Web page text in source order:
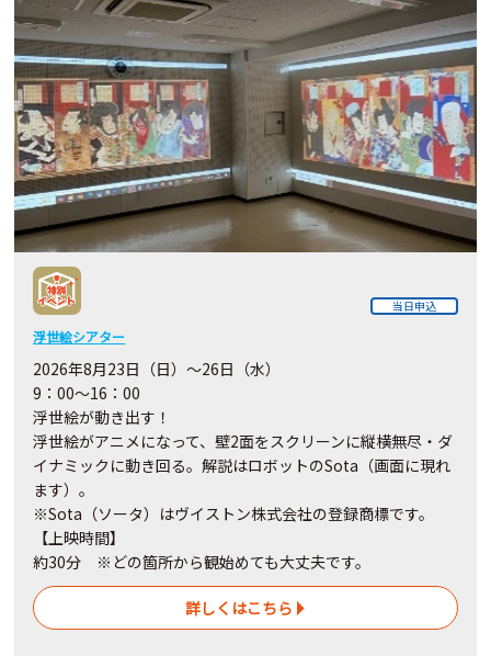
当日申込
浮世絵シアター
2026年8月23日（日）～26日（水）
9：00～16：00
浮世絵が動き出す！
浮世絵がアニメになって、壁2面をスクリーンに縦横無尽・ダ
イナミックに動き回る。解説はロボットのSota（画面に現れ
ます）。
※Sota（ソータ）はヴイストン株式会社の登録商標です。
【上映時間】
約30分 ※どの箇所から観始めても大丈夫です。
詳しくはこちら